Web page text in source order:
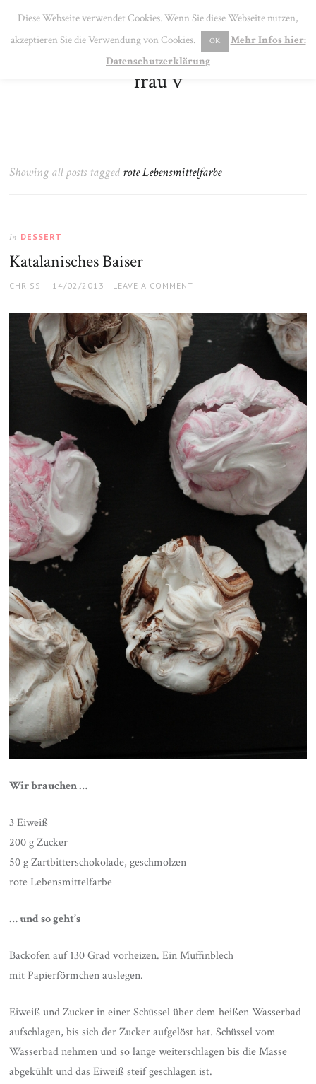
MENU
frau v
Showing all posts tagged rote Lebensmittelfarbe
In DESSERT
Katalanisches Baiser
AUTHOR
CHRISSI
POSTED
14/02/2013 LEAVE A COMMENT
Wir brauchen …
3 Eiweiß
200 g Zucker
50 g Zartbitterschokolade, geschmolzen
rote Lebensmittelfarbe
… und so geht’s
Backofen auf 130 Grad vorheizen. Ein Muffinblech
mit Papierförmchen auslegen.
Eiweiß und Zucker in einer Schüssel über dem heißen Wasserbad
aufschlagen, bis sich der Zucker aufgelöst hat. Schüssel vom
Wasserbad nehmen und so lange weiterschlagen bis die Masse
abgekühlt und das Eiweiß steif geschlagen ist.
Diese Webseite verwendet Cookies. Wenn Sie diese Webseite nutzen,
akzeptieren Sie die Verwendung von Cookies.
OK
Mehr Infos hier:
Datenschutzerklärung